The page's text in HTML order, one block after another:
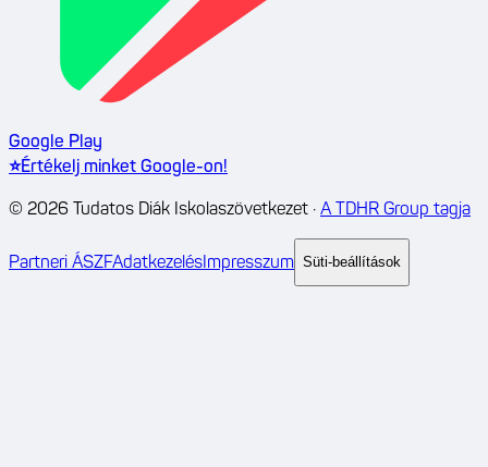
Google Play
⭐Értékelj minket Google-on!
© 2026 Tudatos Diák Iskolaszövetkezet · A TDHR Group tagja
Partneri ÁSZFAdatkezelés Impresszum Süti-beállítások